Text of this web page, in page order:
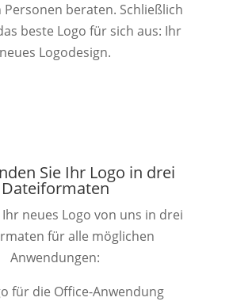
beraten. Schließlich
beste Logo für sich aus: Ihr
neues Logodesign.
Sie Ihr Logo in drei
Dateiformaten
neues Logo von uns in drei
für alle möglichen
Anwendungen:
für die Office-Anwendung